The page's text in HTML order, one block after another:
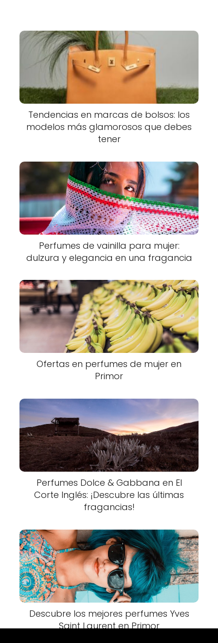
Tendencias en marcas de bolsos: los
modelos más glamorosos que debes
tener
Perfumes de vainilla para mujer:
dulzura y elegancia en una fragancia
Ofertas en perfumes de mujer en
Primor
Perfumes Dolce & Gabbana en El
Corte Inglés: ¡Descubre las últimas
fragancias!
Descubre los mejores perfumes Yves
Saint Laurent en Primor